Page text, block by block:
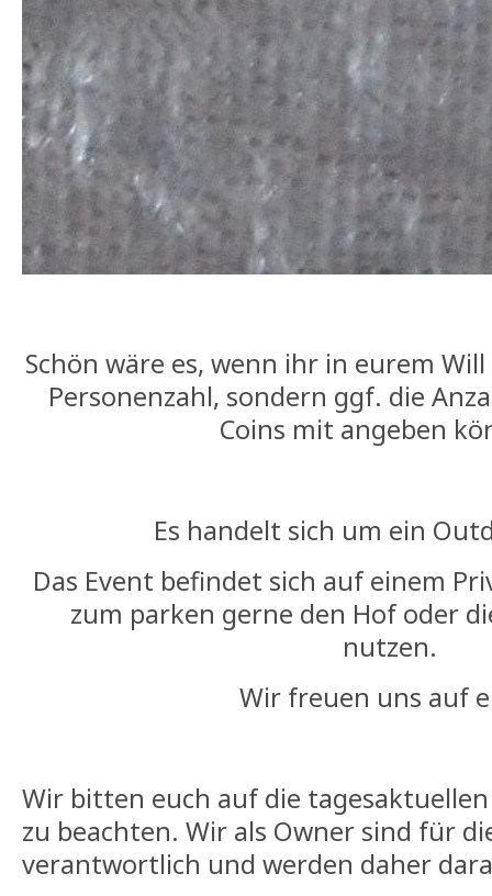
Schön wäre es, wenn ihr in eurem
Personenzahl, sondern ggf. die
Coins mit angeben
Es handelt sich um ein
Das Event befindet sich auf einem
zum parken gerne den Hof oder
nutzen.
Wir freuen uns auf
Wir bitten euch auf die
zu beachten. Wir als Owner sind für
verantwortlich und werden daher